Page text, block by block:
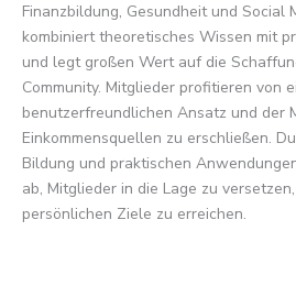
Finanzbildung, Gesundheit und Social
kombiniert theoretisches Wissen mit
und legt großen Wert auf die
Community. Mitglieder profitieren von
benutzerfreundlichen Ansatz und der
Einkommensquellen zu erschließen.
Bildung und praktischen
ab, Mitglieder in die Lage zu
persönlichen Ziele zu erreichen.